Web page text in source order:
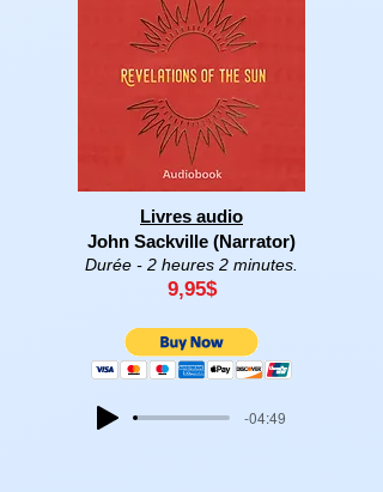
Livres audio
John Sackville (Narrator)
Durée - 2 heures 2 minutes.
9,95$
-04:49